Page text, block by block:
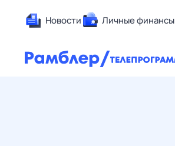
Новости Личные финансы